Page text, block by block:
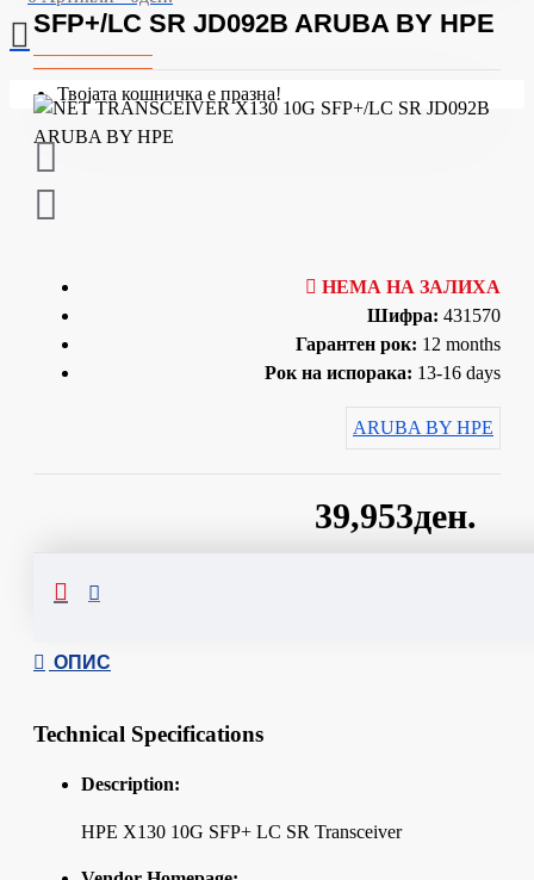
Твојата кошничка е празна!
SFP+/LC SR JD092B ARUBA BY HPE
39,953ден.
НЕМА НА ЗАЛИХА
Шифра: 431570
Гарантен рок: 12 months
Рок на испорака: 13-16 days
ARUBA BY HPE
ОПИС
Technical Specifications
Description:
HPE X130 10G SFP+ LC SR Transceiver